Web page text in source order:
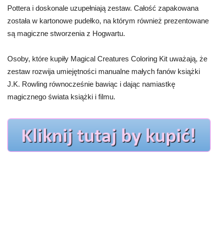
Pottera i doskonale uzupełniają zestaw. Całość zapakowana
została w kartonowe pudełko, na którym również prezentowane
są magiczne stworzenia z Hogwartu.
Osoby, które kupiły Magical Creatures Coloring Kit uważają, że
zestaw rozwija umiejętności manualne małych fanów książki
J.K. Rowling równocześnie bawiąc i dając namiastkę
magicznego świata książki i filmu.